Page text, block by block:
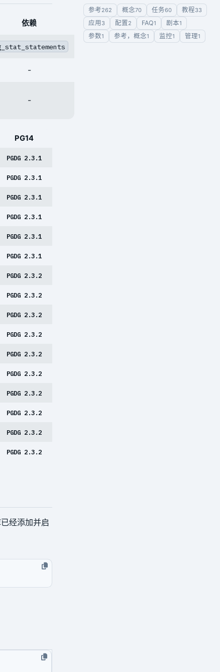
依赖
-
-
PG14
PGDG 2.3.1
PGDG 2.3.1
PGDG 2.3.1
PGDG 2.3.1
PGDG 2.3.1
PGDG 2.3.1
PGDG 2.3.2
PGDG 2.3.2
PGDG 2.3.2
PGDG 2.3.2
PGDG 2.3.2
PGDG 2.3.2
PGDG 2.3.2
PGDG 2.3.2
PGDG 2.3.2
PGDG 2.3.2
经添加并启
参考262 概念70 任务60 教程33
应用 3 配置2 FAQ1 剧本1
参数1 参考，概念1 监控1 管理1